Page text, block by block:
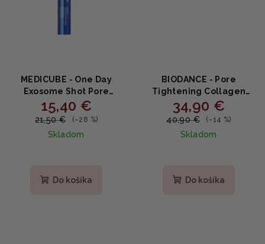
MEDICUBE - One Day
Exosome Shot Pore
Ampoule 25000 -
Sťahujúce ampulové
sérum s exozómami a
niacínamidom 13ml
15,40 €
21,50 € (–28 %)
Skladom
Do košíka
BIODANCE - Pore
Tightening Collagen
Ampoule - Ampulka s
kolagénom pre zúženie
pórov 50ml
34,90 €
40,90 € (–14 %)
Skladom
Do košíka